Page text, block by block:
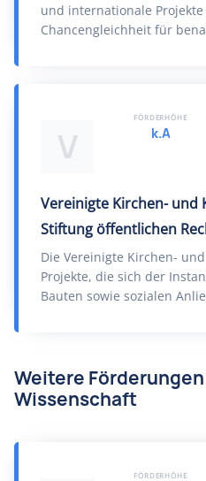
und internationale
Chancengleichheit für
V
Vereinigte Kirchen- und
Stiftung öffentlichen
Die Vereinigte Kirchen-
Projekte, die sich der
Bauten sowie sozialen
FÖRDERHÖHE
k.A
Weitere
Wissenschaft
FÖRDERHÖHE